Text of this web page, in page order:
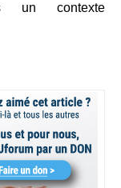
un contexte